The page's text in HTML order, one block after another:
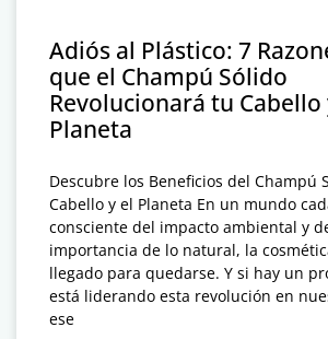
Adiós al Plástico: 7
que el Champú Sólido
Revolucionará tu Cabello
Planeta
Descubre los Beneficios del Champú
Cabello y el Planeta En un mundo
consciente del impacto ambiental y
importancia de lo natural, la
llegado para quedarse. Y si hay un
está liderando esta revolución en
ese